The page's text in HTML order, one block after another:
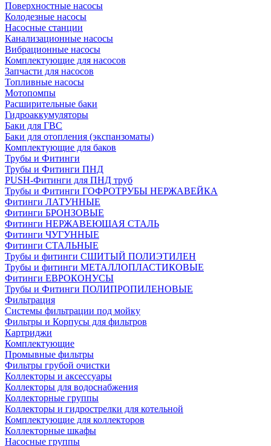
Поверхностные насосы
Колодезные насосы
Насосные станции
Канализационные насосы
Вибрационные насосы
Комплектующие для насосов
Запчасти для насосов
Топливные насосы
Мотопомпы
Расширительные баки
Гидроаккумуляторы
Баки для ГВС
Баки для отопления (экспанзоматы)
Комплектующие для баков
Трубы и Фитинги
Трубы и Фитинги ПНД
PUSH-Фитинги для ПНД труб
Трубы и Фитинги ГОФРОТРУБЫ НЕРЖАВЕЙКА
Фитинги ЛАТУННЫЕ
Фитинги БРОНЗОВЫЕ
Фитинги НЕРЖАВЕЮЩАЯ СТАЛЬ
Фитинги ЧУГУННЫЕ
Фитинги СТАЛЬНЫЕ
Трубы и фитинги СШИТЫЙ ПОЛИЭТИЛЕН
Трубы и фитинги МЕТАЛЛОПЛАСТИКОВЫЕ
Фитинги ЕВРОКОНУСЫ
Трубы и Фитинги ПОЛИПРОПИЛЕНОВЫЕ
Фильтрация
Системы фильтрации под мойку
Фильтры и Корпусы для фильтров
Картриджи
Комплектующие
Промывные фильтры
Фильтры грубой очистки
Коллекторы и аксессуары
Коллекторы для водоснабжения
Коллекторные группы
Коллекторы и гидрострелки для котельной
Комплектующие для коллекторов
Коллекторные шкафы
Насосные группы